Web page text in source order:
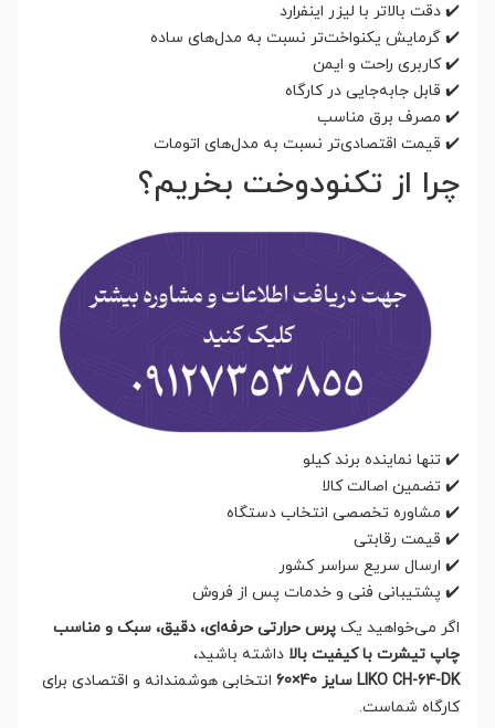
✔️ دقت بالاتر با لیزر اینفرارد
✔️ گرمایش یکنواخت‌تر نسبت به مدل‌های ساده
✔️ کاربری راحت و ایمن
✔️ قابل جابه‌جایی در کارگاه
✔️ مصرف برق مناسب
✔️ قیمت اقتصادی‌تر نسبت به مدل‌های اتومات
چرا از تکنودوخت بخریم؟
✔️ تنها نماینده برند کیلو
✔️ تضمین اصالت کالا
✔️ مشاوره تخصصی انتخاب دستگاه
✔️ قیمت رقابتی
✔️ ارسال سریع سراسر کشور
✔️ پشتیبانی فنی و خدمات پس از فروش
اگر می‌خواهید یک پرس حرارتی حرفه‌ای، دقیق، سبک و مناسب
چاپ تیشرت با کیفیت بالا داشته باشید،
LIKO CH-64-DK سایز 40×60
انتخابی هوشمندانه و اقتصادی برای
کارگاه شماست.